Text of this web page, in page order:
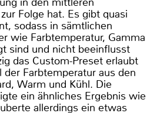
Folge hat. Es gibt quasi
sodass in sämtlichen
wie Farbtemperatur, Gamma
sind und nicht beeinflusst
das Custom-Preset erlaubt
Farbtemperatur aus den
Warm und Kühl. Die
ein ähnliches Ergebnis wie
allerdings ein etwas